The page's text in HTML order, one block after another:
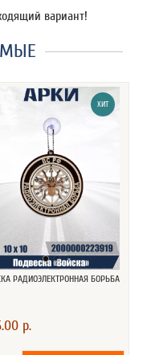
вариант!
ХИТ
РАДИОЭЛЕКТРОННАЯ БОРЬБА
р.